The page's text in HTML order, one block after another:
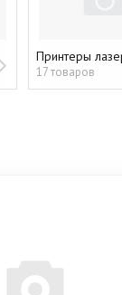
17 товаров